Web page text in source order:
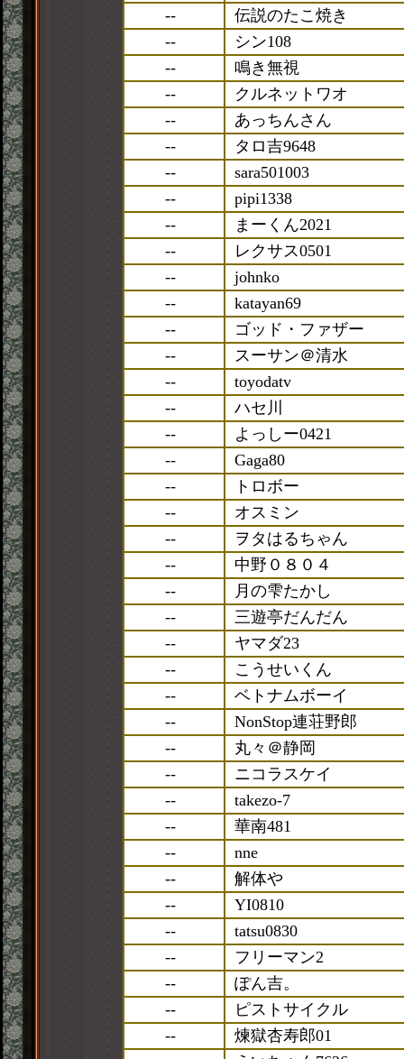
--
伝説のたこ焼き
--
シン108
--
鳴き無視
--
クルネットワオ
--
あっちんさん
--
タロ吉9648
--
sara501003
--
pipi1338
--
まーくん2021
--
レクサス0501
--
johnko
--
katayan69
--
ゴッド・ファザー
--
スーサン＠清水
--
toyodatv
--
ハセ川
--
よっしー0421
--
Gaga80
--
トロボー
--
オスミン
--
ヲタはるちゃん
--
中野０８０４
--
月の雫たかし
--
三遊亭だんだん
--
ヤマダ23
--
こうせいくん
--
ベトナムボーイ
--
NonStop連荘野郎
--
丸々＠静岡
--
ニコラスケイ
--
takezo-7
--
華南481
--
nne
--
解体や
--
YI0810
--
tatsu0830
--
フリーマン2
--
ぽん吉。
--
ピストサイクル
--
煉獄杏寿郎01